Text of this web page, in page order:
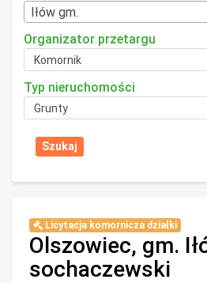
Iłów gm.
Organizator przetargu
Typ nieruchomości
Licytacja komornicza działki
Olszowiec, gm.
sochaczewski